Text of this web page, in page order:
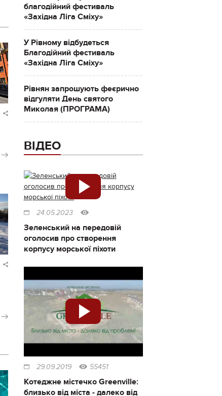
благодійний фестиваль
«Західна Ліга Сміху»
У Рівному відбудеться
Благодійний фестиваль
«Західна Ліга Сміху»
Рівнян запрошують феєрично
відгуляти День святого
Миколая (ПРОГРАМА)
ВІДЕО
24.05.2023
Зеленський на передовій
оголосив про створення
корпусу морської піхоти
29.09.2019 55451
Котеджне містечко Greenville:
близько від міста - далеко від